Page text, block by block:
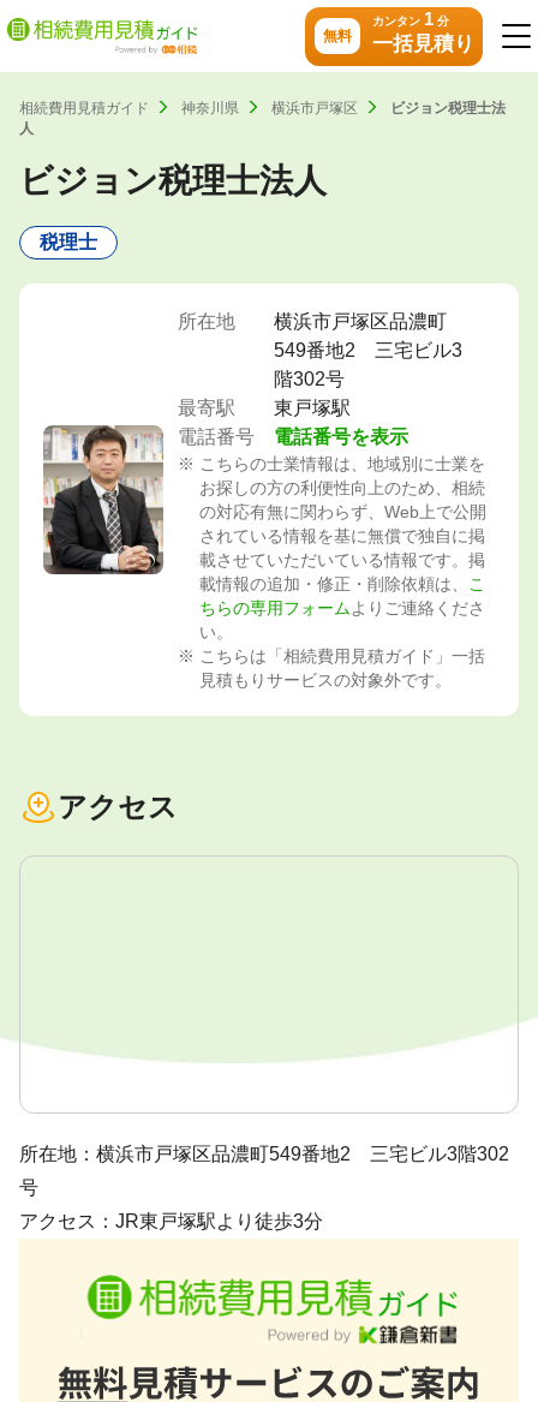
無料
カンタン 1分
一括見積り
相続費用見積ガイド 神奈川県 横浜市戸塚区
ビジョン税理士法
人
ビジョン税理士法人
税理士
所在地
横浜市戸塚区品濃町
549番地2 三宅ビル3
階302号
最寄駅
東戸塚駅
電話番号
電話番号を表示
こちらの士業情報は、地域別に士業を
お探しの方の利便性向上のため、相続
の対応有無に関わらず、Web上で公開
されている情報を基に無償で独自に掲
載させていただいている情報です。掲
載情報の追加・修正・削除依頼は、
こ
ちらの専用フォームよりご連絡くださ
い。
こちらは「相続費用見積ガイド」一括
見積もりサービスの対象外です。
アクセス
所在地：横浜市戸塚区品濃町549番地2 三宅ビル3階302
号
アクセス：JR東戸塚駅より徒歩3分